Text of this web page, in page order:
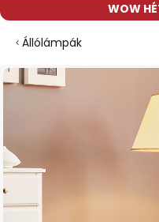
WOW
Állólámpák
Ugrás